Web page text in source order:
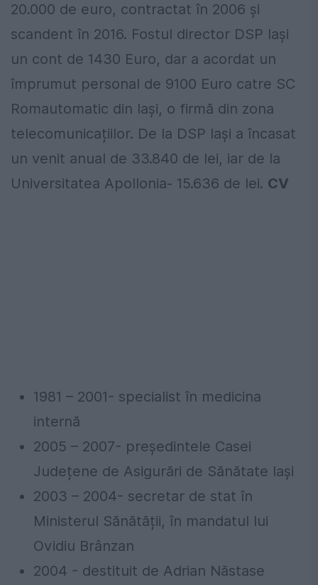
20.000 de euro, contractat în 2006 şi
scandent în 2016. Fostul director DSP Iaşi
un cont de 1430 Euro, dar a acordat un
împrumut personal de 9100 Euro catre SC
Romautomatic din Iași, o firmă din zona
telecomunicațiilor. De la DSP Iași a încasat
un venit anual de 33.840 de lei, iar de la
Universitatea Apollonia- 15.636 de lei. CV
1981 – 2001- specialist în medicina
internă
2005 – 2007- președintele Casei
Județene de Asigurări de Sănătate Iași
2003 – 2004- secretar de stat în
Ministerul Sănătății, în mandatul lui
Ovidiu Brânzan
2004 - destituit de Adrian Năstase